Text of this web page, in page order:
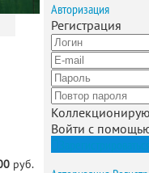
руб.
Авторизация
Регистрация
Войти с